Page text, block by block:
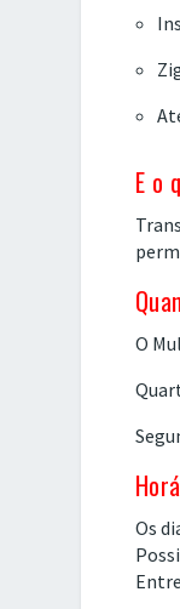
E o
O
Os